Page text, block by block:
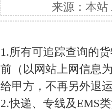
来源：本站
1.所有可追踪查询的
前（以网站上网信息
给甲方，不再另外退
2.快递、专线及EMS